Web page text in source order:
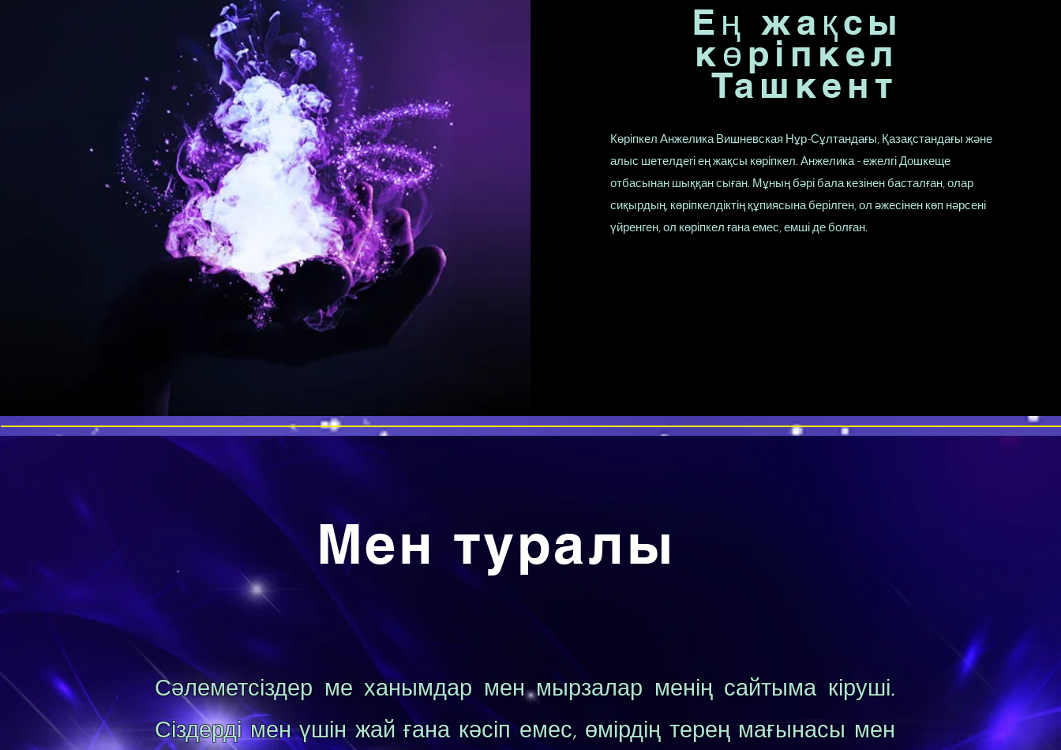
Ең жақсы
көріпкел
Ташкент
Көріпкел Анжелика Вишневская Нұр-Сұлтандағы, Қазақстандағы және
алыс шетелдегі ең жақсы көріпкел. Анжелика - ежелгі Дошкеще
отбасынан шыққан сыған. Мұның бәрі бала кезінен басталған, олар
сиқырдың, көріпкелдіктің құпиясына берілген, ол әжесінен көп нәрсені
үйренген, ол көріпкел ғана емес, емші де болған.
Мен туралы
Сәлеметсіздер ме ханымдар мен мырзалар менің сайтыма кіруші.
Сіздерді мен үшін жай ғана кәсіп емес, өмірдің терең мағынасы мен